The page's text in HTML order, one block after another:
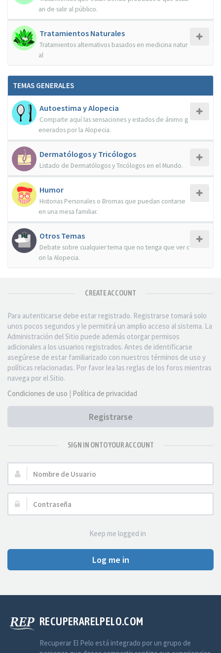
an de salir al público.
Tratamientos Naturales
Tratamientos alternativos basados en medicina natur
al
TEMAS GENERALES
Autoestima y Alopecia
Comparte aquí las sensaciones y estados de ánimo g
enerados por la Alopecia.
Dermatólogos y Tricólogos
Listado de Dermatólogos y Tricólogos en el Mundo.
Humor
Historias Personales o Bromas que puedan contarse
en una mesa familiar.
Otros Temas
Debate sobre cualquier tema que no tenga que ver c
on la Alopecia.
CREATE ACCOUNT
Para autenticarse debe estar registrado. Registrarse tomará solo
unos pocos segundos y le permitirá un amplio acceso al sistema. La
Administración del Sitio puede además otorgar permisos
adicionales a los usuarios registrados. Antes de identificarse
asegúrese de estar familiarizado con nuestros términos de uso y
políticas relacionadas. Por favor lea las reglas de los foros mientras
navega por el Sitio.
Condiciones de uso | Política de privacidad
Registrarse
SIGN IN ONTO YOUR ACCOUNT
Nombre
de
Usuario:
Contraseña:
Keep me logged in
Log me in
RECUPERARELPELO.COM
Recuperar El Pelo está integrado por un grupo de